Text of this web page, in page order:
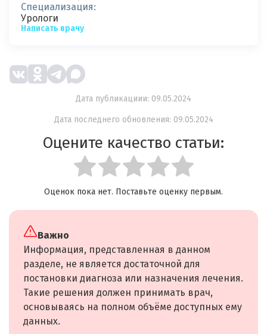
Специализация:
Урологи
Написать врачу
Дата публикациии: 09.05.2024
Дата последнего обновления: 09.05.2024
Оцените качество статьи:
Оценок пока нет. Поставьте оценку первым.
Важно
Информация, представленная в данном
разделе, не является достаточной для
постановки диагноза или назначения лечения.
Такие решения должен принимать врач,
основываясь на полном объёме доступных ему
данных.